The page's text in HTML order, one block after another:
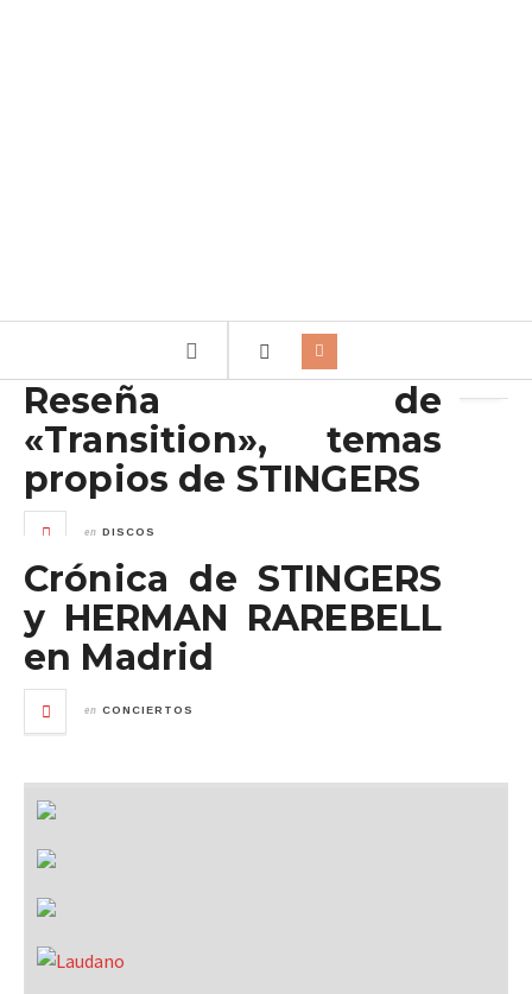
Reseña de
«Transition», temas
propios de STINGERS
en DISCOS
Crónica de STINGERS
y HERMAN RAREBELL
en Madrid
en CONCIERTOS